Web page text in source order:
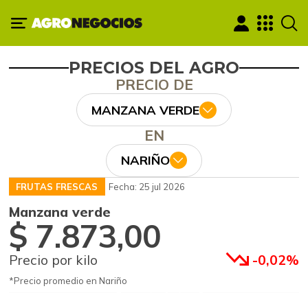
PRECIOS DEL AGRO
PRECIO DE
MANZANA VERDE
EN
NARIÑO
FRUTAS FRESCAS Fecha: 25 jul 2026
Manzana verde
$ 7.873,00
Precio por kilo -0,02%
*Precio promedio en Nariño